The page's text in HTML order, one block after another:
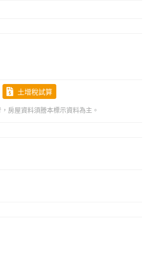
土增稅試算
房屋資料須謄本標示資料為主。